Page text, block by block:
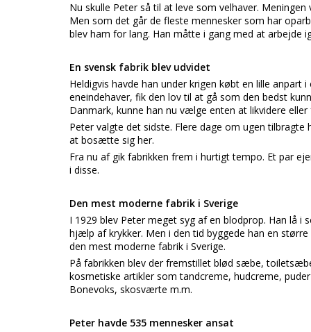
Nu skulle Peter så til at leve som velhaver.
Men som det går de fleste mennesker som har
blev ham for lang. Han måtte i gang med at arbejde
En svensk fabrik blev udvidet
Heldigvis havde han under krigen købt en lille
eneindehaver, fik den lov til at gå som den bedst
Danmark, kunne han nu vælge enten at likvidere
Peter valgte det sidste. Flere dage om ugen
at bosætte sig her.
Fra nu af gik fabrikken frem i hurtigt tempo. Et par
i disse.
Den mest moderne fabrik i Sverige
I 1929 blev Peter meget syg af en blodprop. Han lå i
hjælp af krykker. Men i den tid byggede han en
den mest moderne fabrik i Sverige.
På fabrikken blev der fremstillet blød sæbe,
kosmetiske artikler som tandcreme, hudcreme,
Bonevoks, skosværte m.m.
Peter havde 535 mennesker ansat